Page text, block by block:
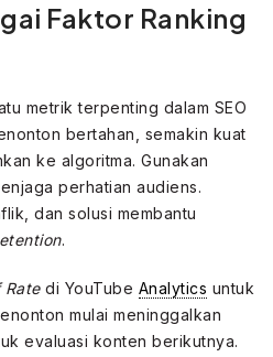
Faktor Ranking
metrik terpenting dalam SEO
bertahan, semakin kuat
ke algoritma. Gunakan
perhatian audiens.
dan solusi membantu
.
Ratedi YouTube Analytics untuk
mulai meninggalkan
evaluasi konten berikutnya.